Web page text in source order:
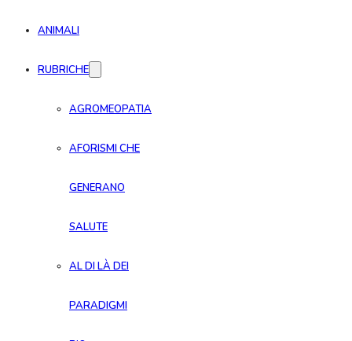
ANIMALI
RUBRICHE
AGROMEOPATIA
AFORISMI CHE
GENERANO
SALUTE
AL DI LÀ DEI
PARADIGMI